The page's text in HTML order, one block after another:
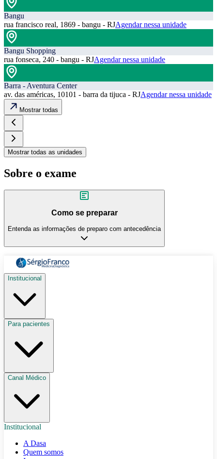
Bangu
rua francisco real, 1869 - bangu - RJAgendar nessa unidade
Bangu Shopping
rua fonseca, 240 - bangu - RJAgendar nessa unidade
Barra - Aventura Center
av. das américas, 10101 - barra da tijuca - RJAgendar nessa unidade
Mostrar todas
Mostrar todas as unidades
Sobre o exame
Como se preparar
Entenda as informações de preparo com antecedência
Institucional
Para pacientes
Canal Médico
Institucional
A Dasa
Quem somos